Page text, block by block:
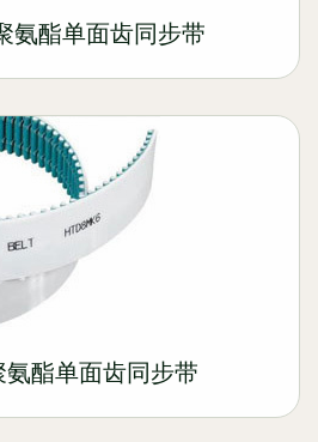
氨酯单面齿同步带
氨酯单面齿同步带